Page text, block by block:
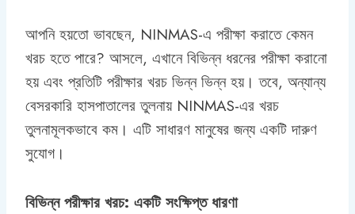
আপনি হয়তো ভাবছেন, NINMAS-এ পরীক্ষা করাতে কেমন
খরচ হতে পারে? আসলে, এখানে বিভিন্ন ধরনের পরীক্ষা করানো
হয় এবং প্রতিটি পরীক্ষার খরচ ভিন্ন ভিন্ন হয়। তবে, অন্যান্য
বেসরকারি হাসপাতালের তুলনায় NINMAS-এর খরচ
তুলনামূলকভাবে কম। এটি সাধারণ মানুষের জন্য একটি দারুণ
সুযোগ।
বিভিন্ন পরীক্ষার খরচ: একটি সংক্ষিপ্ত ধারণা